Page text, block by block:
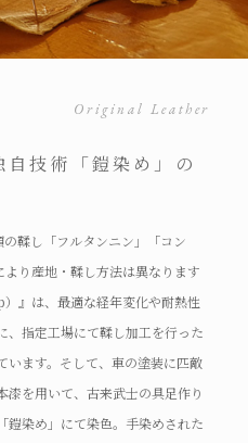
Original Leather
技術「鎧染め」の
鞣し「フルタンニン」「コン
より産地・鞣し方法は異なります
』は、最適な経年変化や耐熱性
、指定工場にて鞣し加工を行った
います。そして、車の塗装に匹敵
漆を用いて、古来武士の具足作り
鎧染め」にて染色。手染めされた